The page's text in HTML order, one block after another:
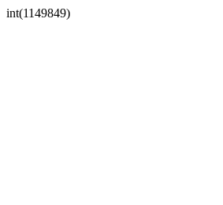
int(1149849)